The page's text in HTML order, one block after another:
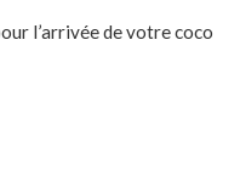
l’arrivée de votre coco